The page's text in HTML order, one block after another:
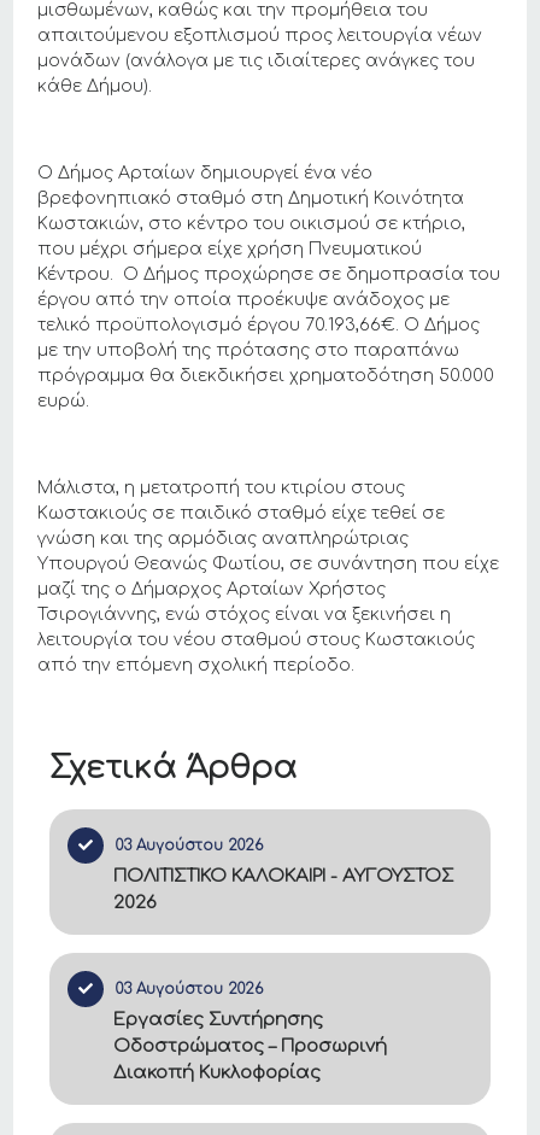
Σχετικά Άρθρα
03 Αυγούστου 2026
ΠΟΛΙΤΙΣΤΙΚΟ ΚΑΛΟΚΑΙΡΙ - ΑΥΓΟΥΣΤΟΣ
2026
03 Αυγούστου 2026
Εργασίες Συντήρησης
Οδοστρώματος – Προσωρινή
Διακοπή Κυκλοφορίας
μισθωμένων, καθώς και την προμήθεια του
απαιτούμενου εξοπλισμού προς λειτουργία νέων
μονάδων (ανάλογα με τις ιδιαίτερες ανάγκες του
κάθε Δήμου).
Ο Δήμος Αρταίων δημιουργεί ένα νέο
βρεφονηπιακό σταθμό στη Δημοτική Κοινότητα
Κωστακιών, στο κέντρο του οικισμού σε κτήριο,
που μέχρι σήμερα είχε χρήση Πνευματικού
Κέντρου. Ο Δήμος προχώρησε σε δημοπρασία του
έργου από την οποία προέκυψε ανάδοχος με
τελικό προϋπολογισμό έργου 70.193,66€. Ο Δήμος
με την υποβολή της πρότασης στο παραπάνω
πρόγραμμα θα διεκδικήσει χρηματοδότηση 50.000
ευρώ.
Μάλιστα, η μετατροπή του κτιρίου στους
Κωστακιούς σε παιδικό σταθμό είχε τεθεί σε
γνώση και της αρμόδιας αναπληρώτριας
Υπουργού Θεανώς Φωτίου, σε συνάντηση που είχε
μαζί της ο Δήμαρχος Αρταίων Χρήστος
Τσιρογιάννης, ενώ στόχος είναι να ξεκινήσει η
λειτουργία του νέου σταθμού στους Κωστακιούς
από την επόμενη σχολική περίοδο.